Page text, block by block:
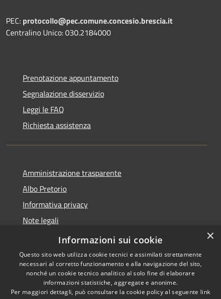
PEC: protocollo@pec.comune.concesio.brescia.it
Centralino Unico: 030.2184000
Prenotazione appuntamento
Segnalazione disservizio
Leggi le FAQ
Richiesta assistenza
Amministrazione trasparente
Albo Pretorio
Informativa privacy
Note legali
Dichiarazione di accessibilità
Copyright © 2021 •
×
Informazioni sui cookie
Questo sito web utilizza cookie tecnici e assimilati strettamente
necessari al corretto funzionamento e alla navigazione del sito,
nonché un cookie tecnico analitico al solo fine di elaborare
informazioni statistiche, aggregate e anonime.
Per maggiori dettagli, può consultare la cookie policy al seguente link